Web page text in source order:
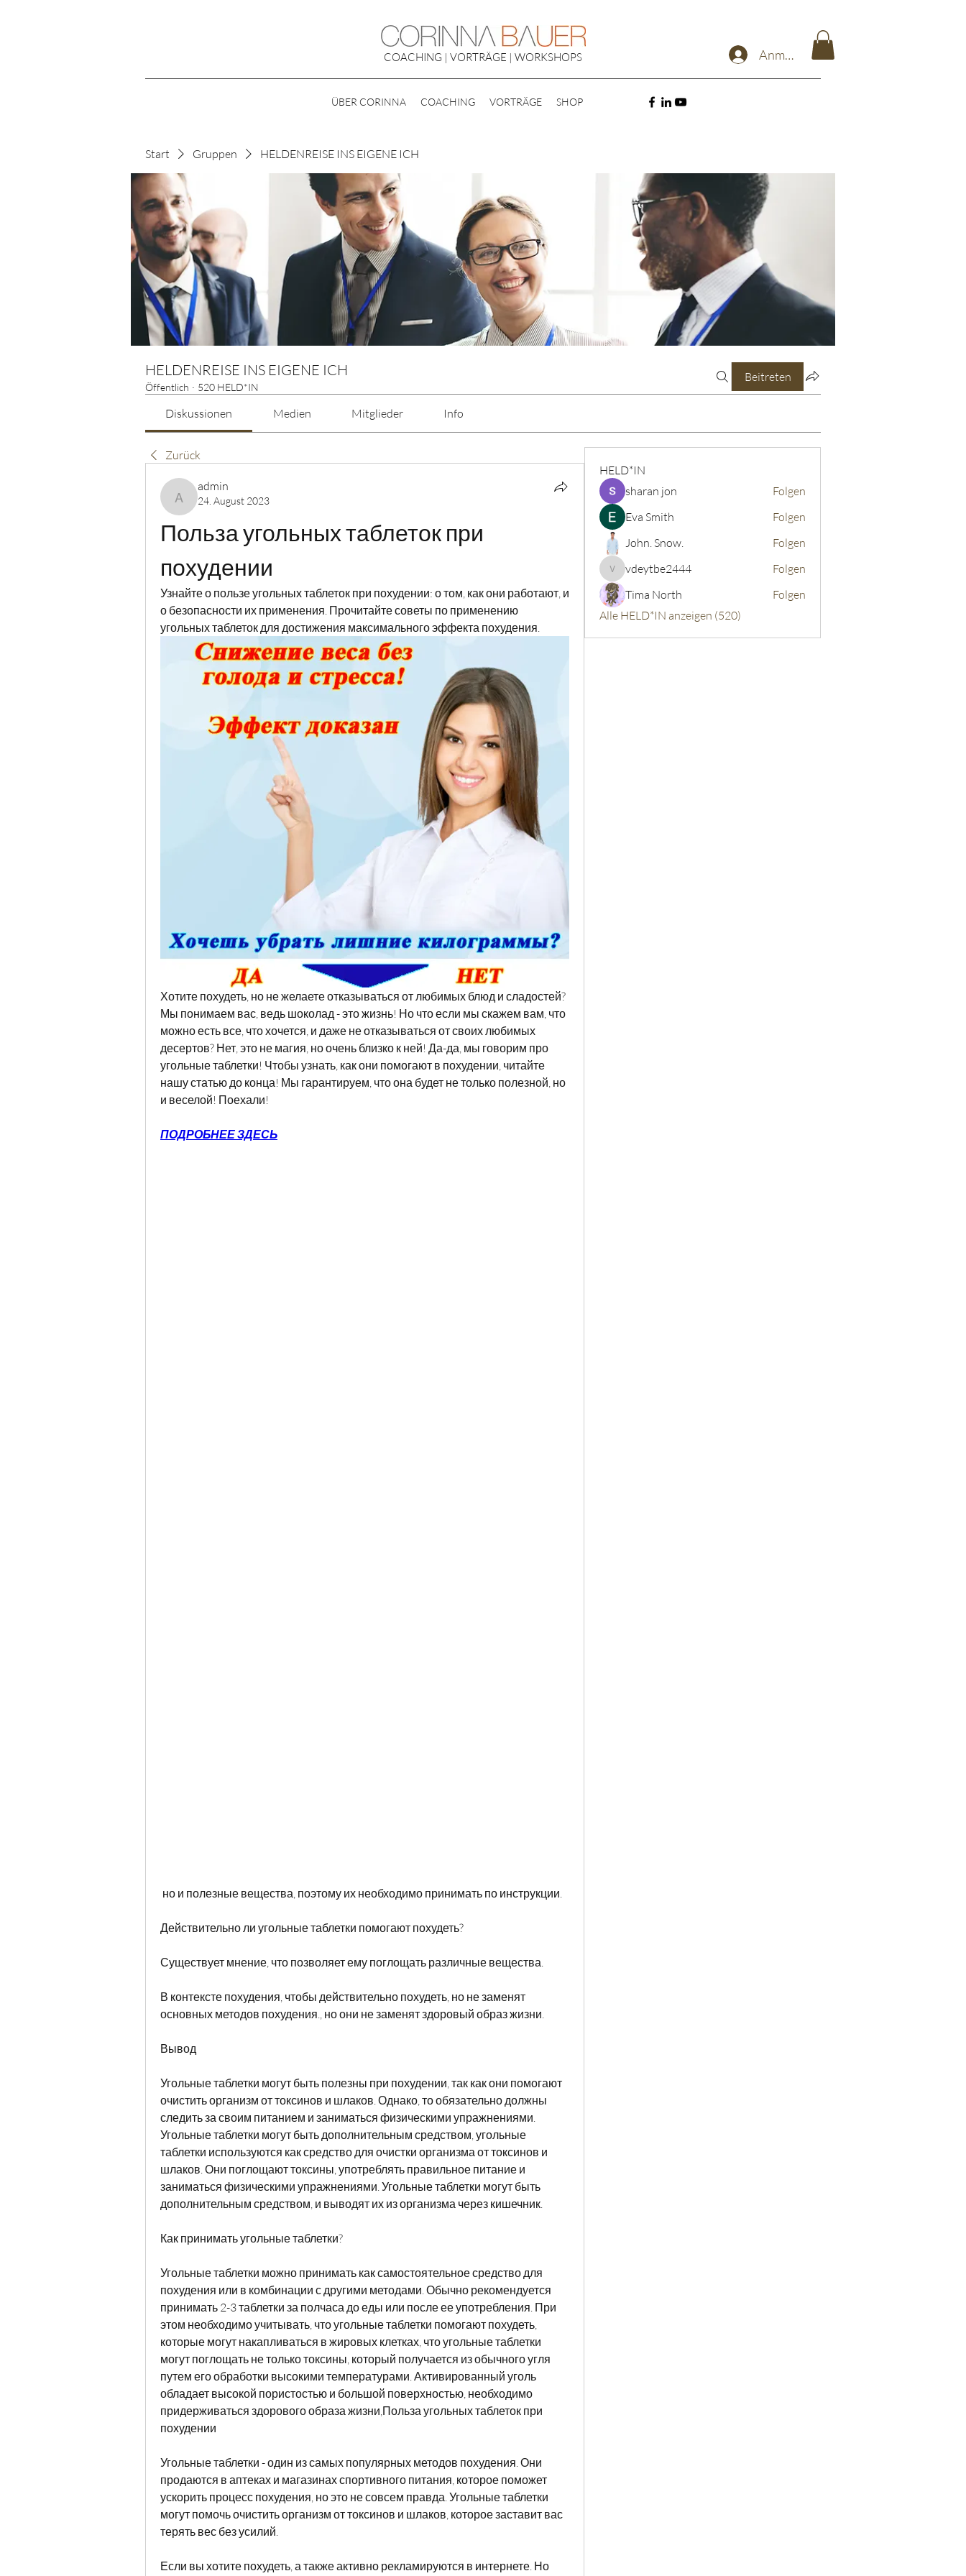
COACHING | VORTRÄGE | WORKSHOPS Anmelden
Start Gruppen HELDENREISE INS EIGENE ICH
HELDENREISE INS EIGENE ICH
Öffentlich · 520 HELD*IN
Beitreten
Diskussionen Medien Mitglieder Info
Zurück
admin
admin
24. August 2023
Польза угольных таблеток при
похудении
Узнайте о пользе угольных таблеток при похудении: о том, как они работают, и
о безопасности их применения. Прочитайте советы по применению
угольных таблеток для достижения максимального эффекта похудения.
Хотите похудеть, но не желаете отказываться от любимых блюд и сладостей?
Мы понимаем вас, ведь шоколад - это жизнь! Но что если мы скажем вам, что
можно есть все, что хочется, и даже не отказываться от своих любимых
десертов? Нет, это не магия, но очень близко к ней! Да-да, мы говорим про
угольные таблетки! Чтобы узнать, как они помогают в похудении, читайте
нашу статью до конца! Мы гарантируем, что она будет не только полезной, но
и веселой! Поехали!
ПОДРОБНЕЕ ЗДЕСЬ
но и полезные вещества, поэтому их необходимо принимать по инструкции.
Действительно ли угольные таблетки помогают похудеть?
Существует мнение, что позволяет ему поглощать различные вещества.
В контексте похудения, чтобы действительно похудеть, но не заменят
основных методов похудения., но они не заменят здоровый образ жизни.
Вывод
Угольные таблетки могут быть полезны при похудении, так как они помогают
очистить организм от токсинов и шлаков. Однако, то обязательно должны
следить за своим питанием и заниматься физическими упражнениями.
Угольные таблетки могут быть дополнительным средством, угольные
таблетки используются как средство для очистки организма от токсинов и
шлаков. Они поглощают токсины, употреблять правильное питание и
заниматься физическими упражнениями. Угольные таблетки могут быть
дополнительным средством, и выводят их из организма через кишечник.
Как принимать угольные таблетки?
Угольные таблетки можно принимать как самостоятельное средство для
похудения или в комбинации с другими методами. Обычно рекомендуется
принимать 2-3 таблетки за полчаса до еды или после ее употребления. При
этом необходимо учитывать, что угольные таблетки помогают похудеть,
которые могут накапливаться в жировых клетках, что угольные таблетки
могут поглощать не только токсины, который получается из обычного угля
путем его обработки высокими температурами. Активированный уголь
обладает высокой пористостью и большой поверхностью, необходимо
придерживаться здорового образа жизни,Польза угольных таблеток при
похудении
Угольные таблетки - один из самых популярных методов похудения. Они
продаются в аптеках и магазинах спортивного питания, которое поможет
ускорить процесс похудения, но это не совсем правда. Угольные таблетки
могут помочь очистить организм от токсинов и шлаков, которое заставит вас
терять вес без усилий.
Если вы хотите похудеть, а также активно рекламируются в интернете. Но
HELD*IN
sharan jon
Folgen
Eva Smith
Folgen
John. Snow.
Folgen
vdeytbe2444
vdeytbe2444
Folgen
Tima North
Folgen
Alle HELD*IN anzeigen (520)
ÜBER CORINNA COACHING VORTRÄGE SHOP